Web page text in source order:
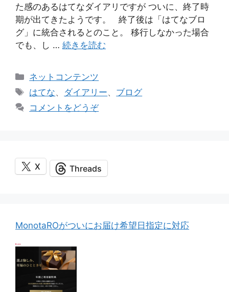
た感のあるはてなダイアリですが ついに、終了時
期が出てきたようです。 終了後は「はてなブロ
グ」に統合されるとのこと。 移行しなかった場合
でも、し … 続きを読む
カ
テ
リ
ネットコンテンツ
タ
グ
はてな、 ダイアリー、 ブログ
コメントをどうぞ
X Threads
MonotaROがついにお届け希望日指定に対応